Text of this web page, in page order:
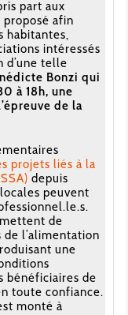
part aux
afin
habitantes,
intéressés
d’une telle
Bonzi qui
à 18h, une
de la
projets liés à la
depuis
peuvent
de
l’alimentation
une
bénéficiaires de
toute confiance.
monté à